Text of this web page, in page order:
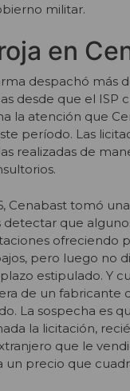
militar.
en
despachó más
desde que el ISP
la atención que
período. Las
realizadas de
Cenabast tomó
detectar que
ofreciendo
pero luego no
estipulado. Y
de un fabricante
La sospecha es
la licitación,
que le
un precio que